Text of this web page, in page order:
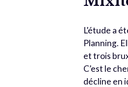
L’étude a
Planning.
et trois
C’est le
décline en